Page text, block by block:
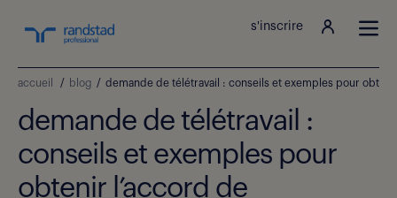
s'inscrire
accueil / blog / demande de télétravail : conseils et exemples pour
demande de télétravail :
conseils et exemples pour
obtenir l’accord de